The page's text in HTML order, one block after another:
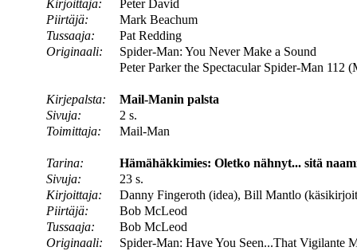
Kirjoittaja:
Peter David
Piirtäjä:
Mark Beachum
Tussaaja:
Pat Redding
Originaali:
Spider-Man: You Never Make a Sound
Peter Parker the Spectacular Spider-Man 112
Kirjepalsta:
Mail-Manin palsta
Sivuja:
2 s.
Toimittaja:
Mail-Man
Tarina:
Hämähäkkimies: Oletko nähnyt... sitä
Sivuja:
23 s.
Kirjoittaja:
Danny Fingeroth (idea), Bill Mantlo
Piirtäjä:
Bob McLeod
Tussaaja:
Bob McLeod
Originaali:
Spider-Man: Have You Seen...That Vigilante